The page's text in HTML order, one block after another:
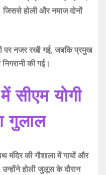
जिससे होली और नमाज दोनों
पर नजर रखी गई, जबकि प्रमुख
की गई।
सीएम योगी
गुलाल
मंदिर की गौशाला में गायों और
होली जुलूस के दौरान